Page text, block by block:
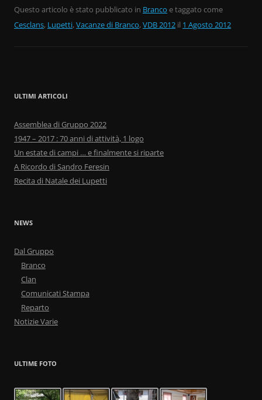
c
e
o
k
itt
er
n
di
Questo articolo è stato pubblicato in Branco e taggato come
Cesclans, Lupetti,Vacanze di Branco,VDB 2012 il 1 Agosto 2012
ULTIMI ARTICOLI
Assemblea di Gruppo 2022
1947 – 2017 : 70 anni di attività, 1 logo
Un estate di campi … e finalmente si riparte
A Ricordo di Sandro Feresin
Recita di Natale dei Lupetti
NEWS
Dal Gruppo
Branco
Clan
Comunicati Stampa
Reparto
Notizie Varie
ULTIME FOTO